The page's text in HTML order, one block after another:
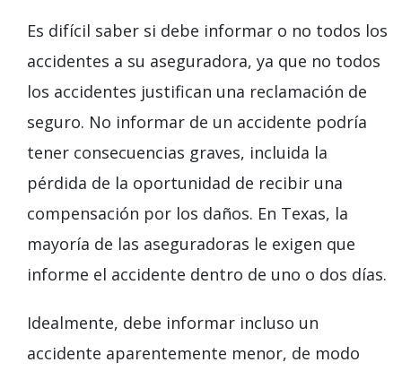
Es difícil saber si debe informar o no todos los
accidentes a su aseguradora, ya que no todos
los accidentes justifican una reclamación de
seguro. No informar de un accidente podría
tener consecuencias graves, incluida la
pérdida de la oportunidad de recibir una
compensación por los daños. En Texas, la
mayoría de las aseguradoras le exigen que
informe el accidente dentro de uno o dos días.
Idealmente, debe informar incluso un
accidente aparentemente menor, de modo